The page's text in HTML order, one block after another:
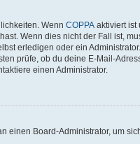
Wenn COPPA aktiviert ist
Wenn dies nicht der Fall ist,
erledigen oder ein
prüfe, ob du deine E-Mail-
einen Administrator.
einen Board-Administrator, um